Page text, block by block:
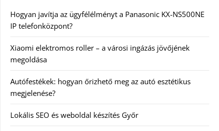
Hogyan javítja az ügyfélélményt a Panasonic KX-NS500NE
IP telefonközpont?
Xiaomi elektromos roller – a városi ingázás jövőjének
megoldása
Autófestékek: hogyan őrizhető meg az autó esztétikus
megjelenése?
Lokális SEO és weboldal készítés Győr